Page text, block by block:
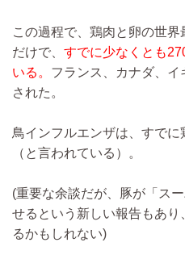
この過程で、鶏肉と卵の世
だけで、 すでに少なくとも
いる。 フランス、カナダ、
された。
鳥インフルエンザは、すで
（と言われている）。
(重要な余談だが、豚が「ス
せるという新しい報告もあ
るかもしれない)